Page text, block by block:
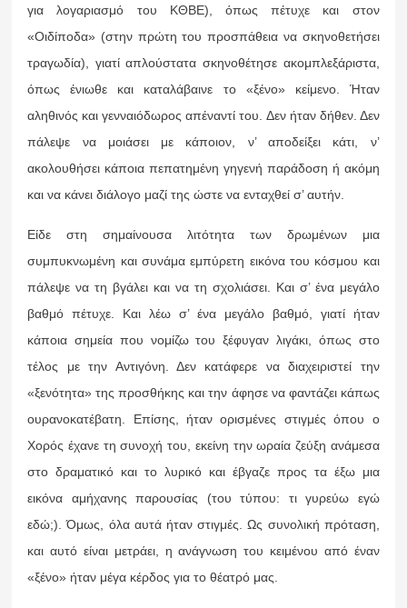
για λογαριασμό του ΚΘΒΕ), όπως πέτυχε και στον
«Οιδίποδα» (στην πρώτη του προσπάθεια να σκηνοθετήσει
τραγωδία), γιατί απλούστατα σκηνοθέτησε ακομπλεξάριστα,
όπως ένιωθε και καταλάβαινε το «ξένο» κείμενο. Ήταν
αληθινός και γενναιόδωρος απέναντί του. Δεν ήταν δήθεν. Δεν
πάλεψε να μοιάσει με κάποιον, ν’ αποδείξει κάτι, ν’
ακολουθήσει κάποια πεπατημένη γηγενή παράδοση ή ακόμη
και να κάνει διάλογο μαζί της ώστε να ενταχθεί σ’ αυτήν.
Είδε στη σημαίνουσα λιτότητα των δρωμένων μια
συμπυκνωμένη και συνάμα εμπύρετη εικόνα του κόσμου και
πάλεψε να τη βγάλει και να τη σχολιάσει. Και σ’ ένα μεγάλο
βαθμό πέτυχε. Και λέω σ’ ένα μεγάλο βαθμό, γιατί ήταν
κάποια σημεία που νομίζω του ξέφυγαν λιγάκι, όπως στο
τέλος με την Αντιγόνη. Δεν κατάφερε να διαχειριστεί την
«ξενότητα» της προσθήκης και την άφησε να φαντάζει κάπως
ουρανοκατέβατη. Επίσης, ήταν ορισμένες στιγμές όπου ο
Χορός έχανε τη συνοχή του, εκείνη την ωραία ζεύξη ανάμεσα
στο δραματικό και το λυρικό και έβγαζε προς τα έξω μια
εικόνα αμήχανης παρουσίας (του τύπου: τι γυρεύω εγώ
εδώ;). Όμως, όλα αυτά ήταν στιγμές. Ως συνολική πρόταση,
και αυτό είναι μετράει, η ανάγνωση του κειμένου από έναν
«ξένο» ήταν μέγα κέρδος για το θέατρό μας.